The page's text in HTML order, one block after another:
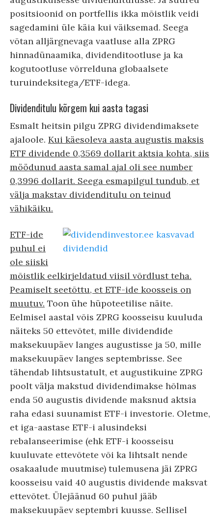
positsioonid on portfellis ikka mõistlik veidi
sagedamini üle käia kui väiksemad. Seega
võtan alljärgnevaga vaatluse alla ZPRG
hinnadünaamika, dividenditootluse ja ka
kogutootluse võrrelduna globaalsete
turuindeksitega/ETF-idega.
Dividenditulu kõrgem kui aasta tagasi
Esmalt heitsin pilgu ZPRG dividendimaksete
ajaloole. Kui käesoleva aasta augustis maksis
ETF dividende 0,3569 dollarit aktsia kohta, siis
möödunud aasta samal ajal oli see number
0,3996 dollarit. Seega esmapilgul tundub, et
välja makstav dividenditulu on teinud
vähikäiku.
ETF-ide
puhul ei
ole siiski
mõistlik eelkirjeldatud viisil võrdlust teha.
Peamiselt seetõttu, et ETF-ide koosseis on
muutuv. Toon ühe hüpoteetilise näite.
Eelmisel aastal võis ZPRG koosseisu kuuluda
näiteks 50 ettevõtet, mille dividendide
maksekuupäev langes augustisse ja 50, mille
maksekuupäev langes septembrisse. See
tähendab lihtsustatult, et augustikuine ZPRG
poolt välja makstud dividendimakse hõlmas
enda 50 augustis dividende maksnud aktsia
raha edasi suunamist ETF-i investorie. Oletme,
et iga-aastase ETF-i alusindeksi
rebalanseerimise (ehk ETF-i koosseisu
kuuluvate ettevõtete või ka lihtsalt nende
osakaalude muutmise) tulemusena jäi ZPRG
koosseisu vaid 40 augustis dividende maksvat
ettevõtet. Ülejäänud 60 puhul jääb
maksekuupäev septembri kuusse. Sellisel